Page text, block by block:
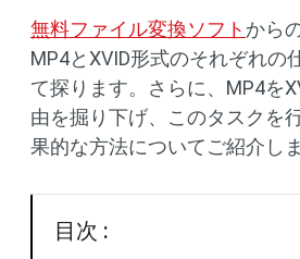
無料ファイル変換ソフト から
MP4とXVID形式のそれぞれの
て探ります。さらに、MP4を
由を掘り下げ、このタスクを
果的な方法についてご紹介しま
目次 :